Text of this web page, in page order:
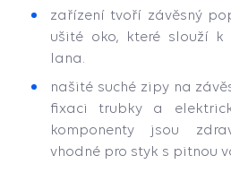
zařízení tvoří závěsný
ušité oko, které slouží k
lana.
našité suché zipy na
fixaci trubky a
komponenty jsou
vhodné pro styk s pitnou